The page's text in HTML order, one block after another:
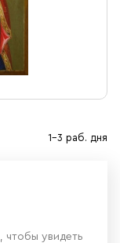
1-3 раб. дня
, чтобы увидеть